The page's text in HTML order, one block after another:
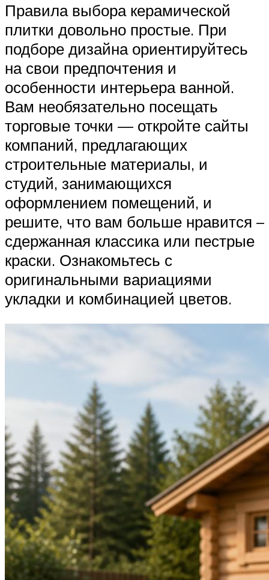
Правила выбора керамической
плитки довольно простые. При
подборе дизайна ориентируйтесь
на свои предпочтения и
особенности интерьера ванной.
Вам необязательно посещать
торговые точки — откройте сайты
компаний, предлагающих
строительные материалы, и
студий, занимающихся
оформлением помещений, и
решите, что вам больше нравится –
сдержанная классика или пестрые
краски. Ознакомьтесь с
оригинальными вариациями
укладки и комбинацией цветов.